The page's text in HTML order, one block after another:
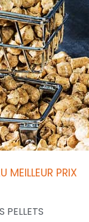
MEILLEUR PRIX
PELLETS